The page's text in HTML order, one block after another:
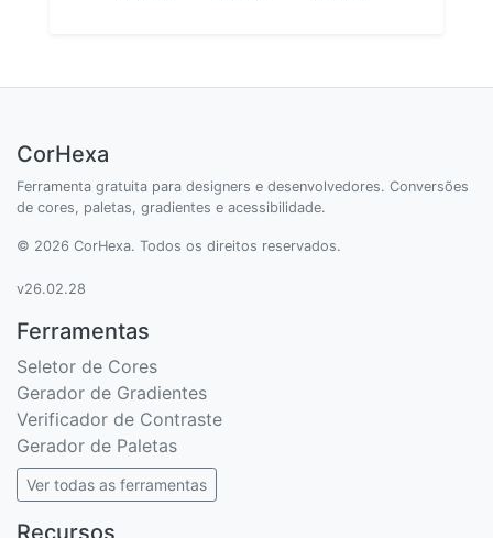
CorHexa
Ferramenta gratuita para designers e desenvolvedores. Conversões
de cores, paletas, gradientes e acessibilidade.
© 2026 CorHexa. Todos os direitos reservados.
v26.02.28
Ferramentas
Seletor de Cores
Gerador de Gradientes
Verificador de Contraste
Gerador de Paletas
Ver todas as ferramentas
Recursos